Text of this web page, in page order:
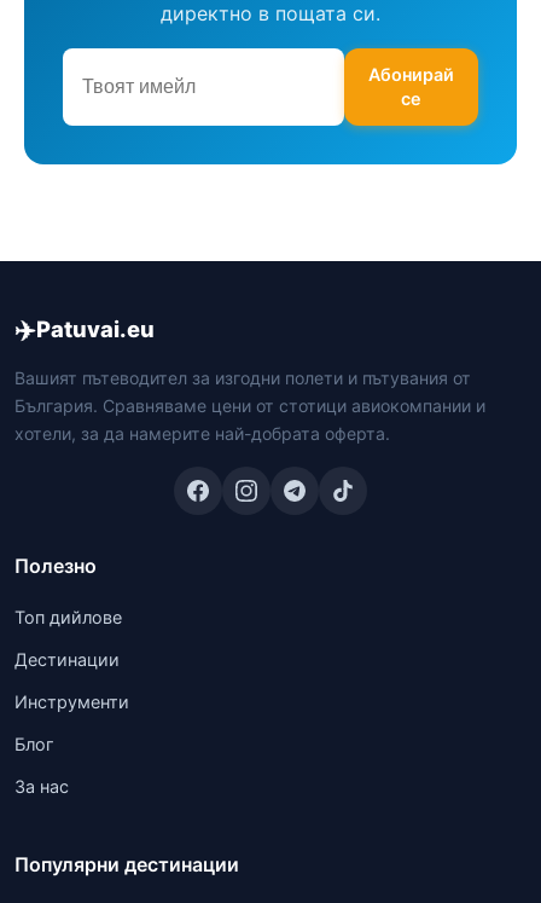
директно в пощата си.
Абонирай
се
✈️Patuvai.eu
Вашият пътеводител за изгодни полети и пътувания от
България. Сравняваме цени от стотици авиокомпании и
хотели, за да намерите най-добрата оферта.
Полезно
Топ дийлове
Дестинации
Инструменти
Блог
За нас
Популярни дестинации